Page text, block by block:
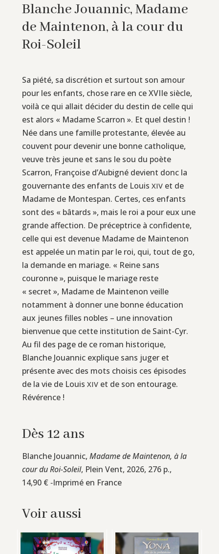
Blanche Jouannic, Madame
de Maintenon, à la cour du
Roi-Soleil
Sa piété, sa discrétion et surtout son amour
pour les enfants, chose rare en ce XVIIe siècle,
voilà ce qui allait décider du destin de celle qui
est alors « Madame Scarron ». Et quel destin !
Née dans une famille protestante, élevée au
couvent pour devenir une bonne catholique,
veuve très jeune et sans le sou du poète
Scarron, Françoise d’Aubigné devient donc la
gouvernante des enfants de Louis XIVet de
Madame de Montespan. Certes, ces enfants
sont des « bâtards », mais le roi a pour eux une
grande affection. De préceptrice à confidente,
celle qui est devenue Madame de Maintenon
est appelée un matin par le roi, qui, tout de go,
la demande en mariage. « Reine sans
couronne », puisque le mariage reste
« secret », Madame de Maintenon veille
notamment à donner une bonne éducation
aux jeunes filles nobles – une innovation
bienvenue que cette institution de Saint-Cyr.
Au fil des page de ce roman historique,
Blanche Jouannic explique sans juger et
présente avec des mots choisis ces épisodes
de la vie de Louis XIVet de son entourage.
Révérence !
Dès 12 ans
Blanche Jouannic, Madame de Maintenon, à la
cour du Roi-Soleil, Plein Vent, 2026, 276 p.,
14,90 € ‑Imprimé en France
Voir aussi